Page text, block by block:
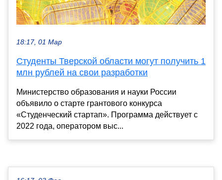
18:17, 01 Мар
Студенты Тверской области могут получить 1
млн рублей на свои разработки
Министерство образования и науки России
объявило о старте грантового конкурса
«Студенческий стартап». Программа действует с
2022 года, оператором выс...